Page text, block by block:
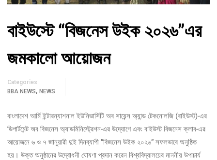
বাইউস্টে “বিজনেস উইক ২০২৬”এর
জমকালো আয়োজন
Categories
BBA NEWS, NEWS
বাংলাদেশ আর্মি ইন্টারন্যাশনাল ইউনিভার্সিটি অব সায়েন্স অ্যান্ড টেকনোলজি (বাইউস্ট)-এর
ডিপার্টমেন্ট অব বিজনেস অ্যাডমিনিস্ট্রেশন-এর উদ্যোগে এবং বাইউস্ট বিজনেস ক্লাব-এর
আয়োজনে ৬ ও ৭ জানুয়ারী দুই দিনব্যাপী “বিজনেস উইক ২০২৬” সফলভাবে অনুষ্ঠিত
হয়। উক্ত অনুষ্ঠানের উদ্বোধনী ঘোষণা প্রদান করেন বিশ্ববিদ্যালয়ের মাননীয় উপাচার্য